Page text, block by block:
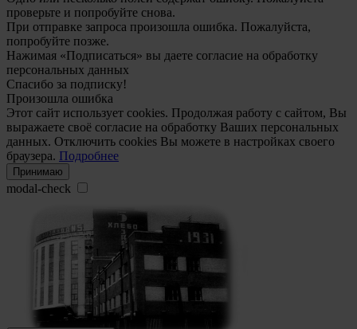
проверьте и попробуйте снова.
При отправке запроса произошла ошибка. Пожалуйста,
попробуйте позже.
Нажимая «Подписаться» вы даете согласие на обработку
персональных данных
Спасибо за подписку!
Произошла ошибка
Этот сайт использует cookies. Продолжая работу с сайтом, Вы
выражаете своё согласие на обработку Ваших персональных
данных. Отключить cookies Вы можете в настройках своего
браузера. Подробнее
Принимаю
modal-check